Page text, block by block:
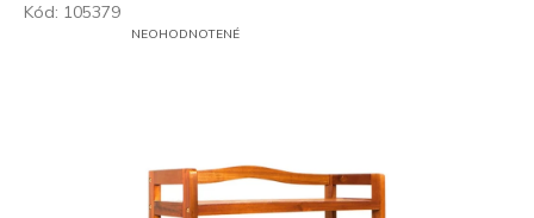
Kód: 105379
PRIEMERNÉ
HVIEZDIČIEK.
NEOHODNOTENÉ